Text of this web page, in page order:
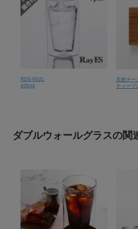
RDS-002L
400ml
天然チー
ティープ
ダブルウォールグラスの関